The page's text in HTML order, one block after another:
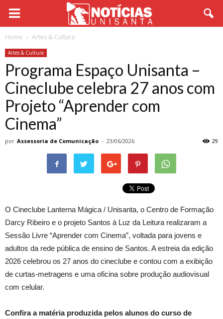
Home Artes & Cultura
Artes & Cultura
Programa Espaço Unisanta –
Cineclube celebra 27 anos com
Projeto “Aprender com
Cinema”
por Assessoria de Comunicação - 23/06/2026 29
O Cineclube Lanterna Mágica / Unisanta, o Centro de Formação
Darcy Ribeiro e o projeto Santos à Luz da Leitura realizaram a
Sessão Livre “Aprender com Cinema”, voltada para jovens e
adultos da rede pública de ensino de Santos. A estreia da edição
2026 celebrou os 27 anos do cineclube e contou com a exibição
de curtas-metragens e uma oficina sobre produção audiovisual
com celular.
Confira a matéria produzida pelos alunos do curso de